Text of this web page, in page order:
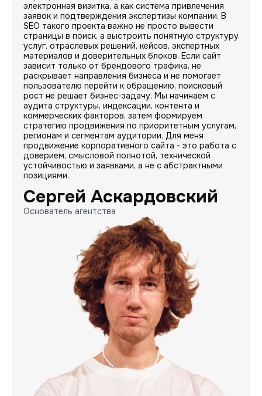
электронная визитка, а как система привлечения
заявок и подтверждения экспертизы компании. В
SEO такого проекта важно не просто вывести
страницы в поиск, а выстроить понятную структуру
услуг, отраслевых решений, кейсов, экспертных
материалов и доверительных блоков. Если сайт
зависит только от брендового трафика, не
раскрывает направления бизнеса и не помогает
пользователю перейти к обращению, поисковый
рост не решает бизнес-задачу. Мы начинаем с
аудита структуры, индексации, контента и
коммерческих факторов, затем формируем
стратегию продвижения по приоритетным услугам,
регионам и сегментам аудитории. Для меня
продвижение корпоративного сайта - это работа с
доверием, смысловой полнотой, технической
устойчивостью и заявками, а не с абстрактными
позициями.
Сергей Аскардовский
Основатель агентства